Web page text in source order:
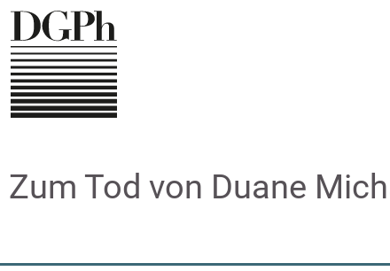
Direkt
zum
Inhalt
Zum Tod von Duane